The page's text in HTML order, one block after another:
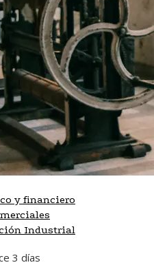
y financiero
Industrial
3 días